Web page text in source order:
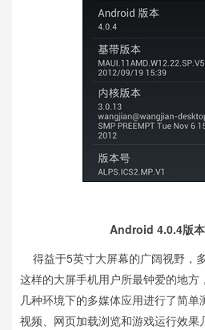
Android 4.0.4版
得益于5英寸大屏幕的广阔视野，
这样的大屏手机用户所最钟爱的地方
几种环境下的多媒体应用进行了简
视频、网页加载浏览和游戏运行效果